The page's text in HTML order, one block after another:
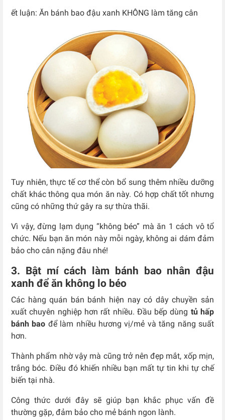
ết luận: Ăn bánh bao đậu xanh KHÔNG làm tăng cân
Tuy nhiên, thực tế cơ thể còn bổ sung thêm nhiều dưỡng
chất khác thông qua món ăn này. Có hợp chất tốt nhưng
cũng có những thứ gây ra sự thừa thãi.
Vì vậy, đừng lạm dụng “không béo” mà ăn 1 cách vô tổ
chức. Nếu bạn ăn món này mỗi ngày, không ai dám đảm
bảo cho cân nặng đâu nhé!
3. Bật mí cách làm bánh bao nhân đậu
xanh để ăn không lo béo
Các hàng quán bán bánh hiện nay có dây chuyền sản
xuất chuyên nghiệp hơn rất nhiều. Đầu bếp dùng tủ hấp
bánh bao để làm nhiều hương vị/mẻ và tăng năng suất
hơn.
Thành phẩm nhờ vậy mà cũng trở nên đẹp mắt, xốp mịn,
trắng bóc. Điều đó khiến nhiều bạn mất tự tin khi tự chế
biến tại nhà.
Công thức dưới đây sẽ giúp bạn khắc phục vấn đề
thường gặp, đảm bảo cho mẻ bánh ngon lành.